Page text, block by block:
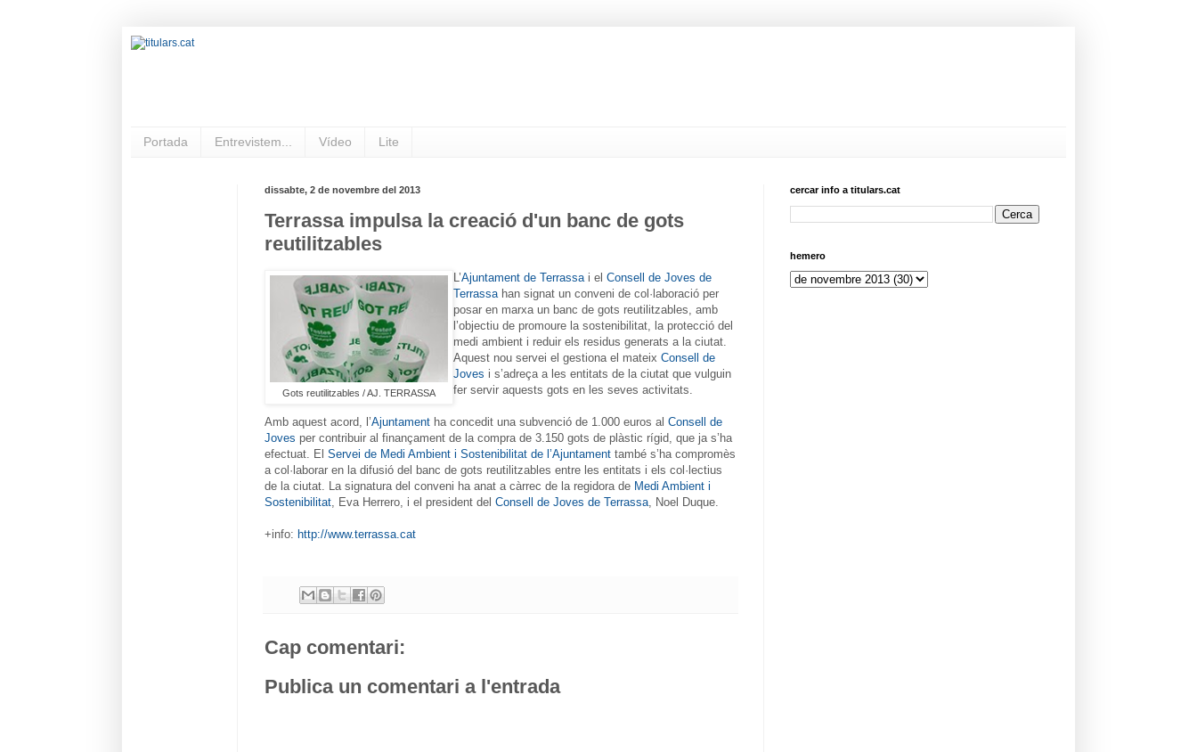
Portada Entrevistem... Vídeo Lite
dissabte, 2 de novembre del 2013
Terrassa impulsa la creació d'un banc de gots
reutilitzables
Gots reutilitzables / AJ. TERRASSA
L’Ajuntament de Terrassai el Consell de Joves de
Terrassahan signat un conveni de col·laboració per
posar en marxa un banc de gots reutilitzables, amb
l’objectiu de promoure la sostenibilitat, la protecció del
medi ambient i reduir els residus generats a la ciutat.
Aquest nou servei el gestiona el mateix Consell de
Joves i s’adreça a les entitats de la ciutat que vulguin
fer servir aquests gots en les seves activitats.
Amb aquest acord, l’Ajuntament ha concedit una subvenció de 1.000 euros al Consell de
Joves per contribuir al finançament de la compra de 3.150 gots de plàstic rígid, que ja s’ha
efectuat. El Servei de Medi Ambient i Sostenibilitat de l’Ajuntament també s’ha compromès
a col·laborar en la difusió del banc de gots reutilitzables entre les entitats i els col·lectius
de la ciutat. La signatura del conveni ha anat a càrrec de la regidora de Medi Ambient i
Sostenibilitat, Eva Herrero, i el president del Consell de Joves de Terrassa, Noel Duque.
+info: http://www.terrassa.cat
Cap comentari:
Publica un comentari a l'entrada
cercar info a titulars.cat
hemero